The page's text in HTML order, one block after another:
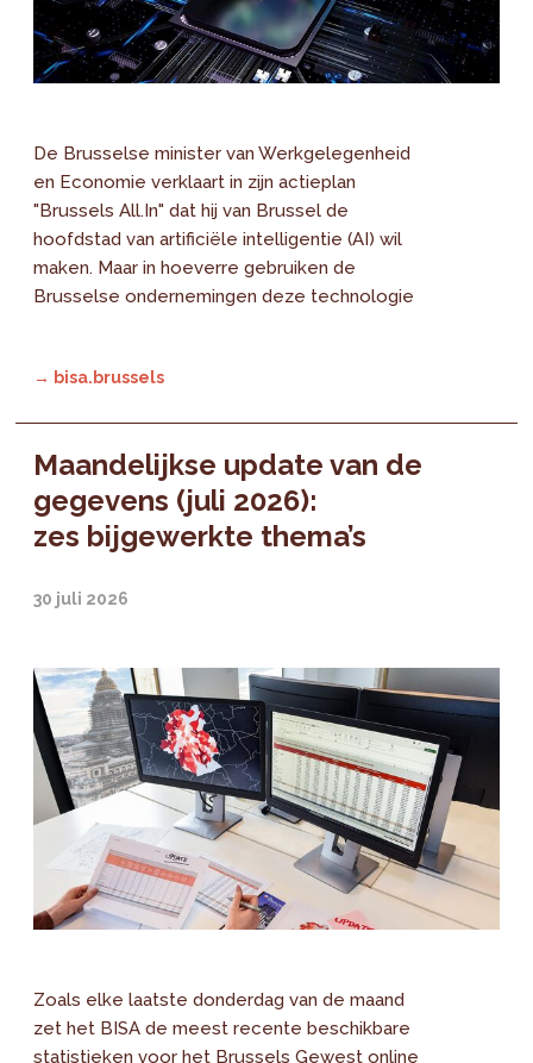
De Brusselse minister van Werkgelegenheid
en Economie verklaart in zijn actieplan
"Brussels All.In" dat hij van Brussel de
hoofdstad van artificiële intelligentie (AI) wil
maken. Maar in hoeverre gebruiken de
Brusselse ondernemingen deze technologie
→ bisa.brussels
Maandelijkse update van de
gegevens (juli 2026):
zes bijgewerkte thema’s
30 juli 2026
Zoals elke laatste donderdag van de maand
zet het BISA de meest recente beschikbare
statistieken voor het Brussels Gewest online